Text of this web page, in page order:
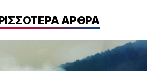
ΑΡΘΡΑ